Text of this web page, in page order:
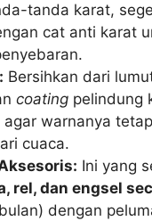
tanda karat,
cat anti karat
Bersihkan dari
coating pelindung
warnanya
cuaca.
Ini yang
rel, dan engsel
dengan